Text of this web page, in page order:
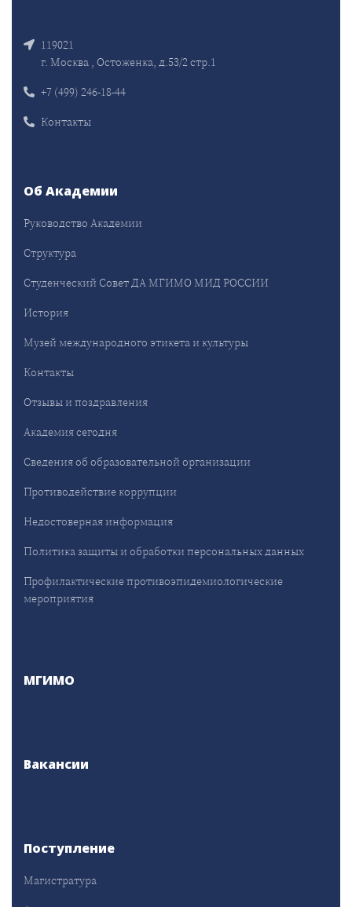
119021
г. Москва , Остоженка, д.53/2 стр.1
+7 (499) 246-18-44
Контакты
Об Академии
Руководство Академии
Структура
Студенческий Совет ДА МГИМО МИД РОССИИ
История
Музей международного этикета и культуры
Контакты
Отзывы и поздравления
Академия сегодня
Сведения об образовательной организации
Противодействие коррупции
Недостоверная информация
Политика защиты и обработки персональных данных
Профилактические противоэпидемиологические
мероприятия
МГИМО
Вакансии
Поступление
Магистратура